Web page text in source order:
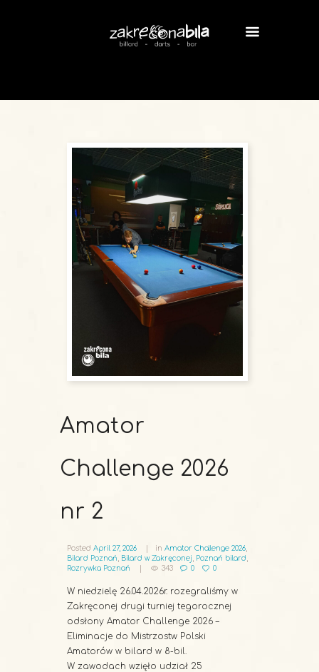
Amator
Challenge 2026
nr 2
Posted April 27, 2026 in Amator Challenge 2026,
Bilard Poznań
Bilard w Zakręconej Poznań bilard
Rozrywka Poznań
343 0 0
W niedzielę 26.04.2026r. rozegraliśmy w
Zakręconej drugi turniej tegorocznej
odsłony Amator Challenge 2026 –
Eliminacje do Mistrzostw Polski
Amatorów w bilard w 8-bil.
W zawodach wzięło udział 25